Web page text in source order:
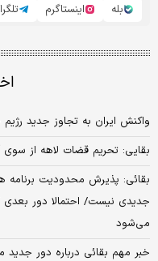
بله
اینستاگرم
واکنش ایران به تجاوز جدید
بقایی: تحریم قضات لاهه از سوی
بقائی: پذیرش محدودیت‌ برنامه‌
جدیدی نیست/ احتمالا دور بعدی
می‌شود
خبر مهم بقائی درباره دور جدید